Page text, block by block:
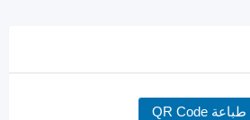
طباعة QR Code